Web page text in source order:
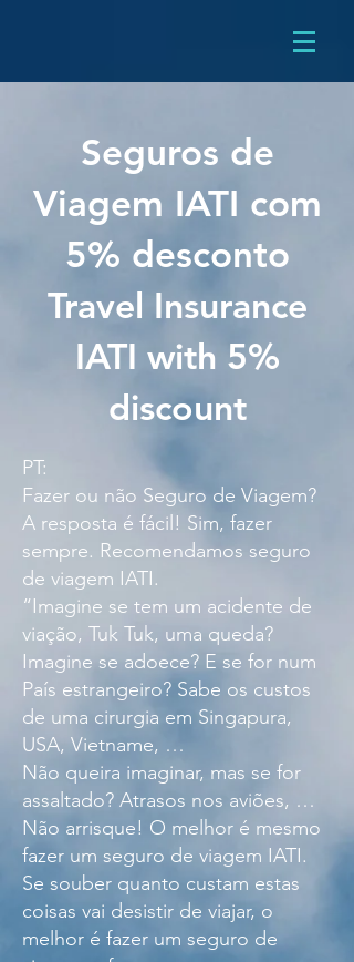
Seguros de
Viagem IATI com
5% desconto
Travel Insurance
IATI with 5%
discount
PT:
Fazer ou não Seguro de Viagem?
A resposta é fácil! Sim, fazer
sempre. Recomendamos seguro
de viagem IATI.
“Imagine se tem um acidente de
viação, Tuk Tuk, uma queda?
Imagine se adoece? E se for num
País estrangeiro? Sabe os custos
de uma cirurgia em Singapura,
USA, Vietname, …
Não queira imaginar, mas se for
assaltado? Atrasos nos aviões, …
Não arrisque! O melhor é mesmo
fazer um seguro de viagem IATI.
Se souber quanto custam estas
coisas vai desistir de viajar, o
melhor é fazer um seguro de